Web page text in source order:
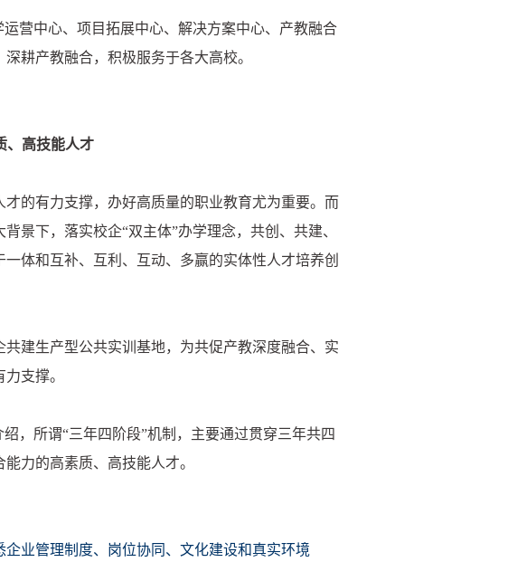
营中心、项目拓展中心、解决方案中心、产教融合
耕产教融合，积极服务于各大高校。
、高技能人才
的有力支撑，办好高质量的职业教育尤为重要。而
景下，落实校企“双主体”办学理念，共创、共建、
体和互补、互利、互动、多赢的实体性人才培养创
建生产型公共实训基地，为共促产教深度融合、实
支撑。
，所谓“三年四阶段”机制，主要通过贯穿三年共四
力的高素质、高技能人才。
业管理制度、岗位协同、文化建设和真实环境